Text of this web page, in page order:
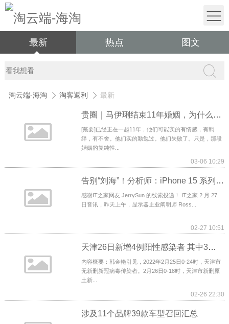
最新 热点 图文
淘云端-海淘 淘客返利 最新
贵圈｜马伊琍结束11年婚姻，为什么这场离婚是众望所归
[戴要]已经正在一起11年，他们可能实的有情感，有羁
绊，有不舍。他们实的勤勉过。他们失败了。只是，那段
婚姻的复纯性...
03-06 10:29
告别“刘海”！分析师：iPhone 15 系列 4 款机型将全部采用“双打孔”设计，与 iPhone
感谢IT之家网友 JerrySun 的线索投递！ IT之家 2 月 27
日音讯，昨天上午，显示器止业阐明师 Ross...
02-27 10:51
天津26日新增4例阳性感染者 其中3例为机场阳性感染者密接
内容概要：韩金艳引见，2022年2月25日0-24时，天津市
无新删新冠病毒传染者。2月26日0-18时，天津市新删原
土新...
02-26 22:30
涉及11个品牌39款车型召回汇总